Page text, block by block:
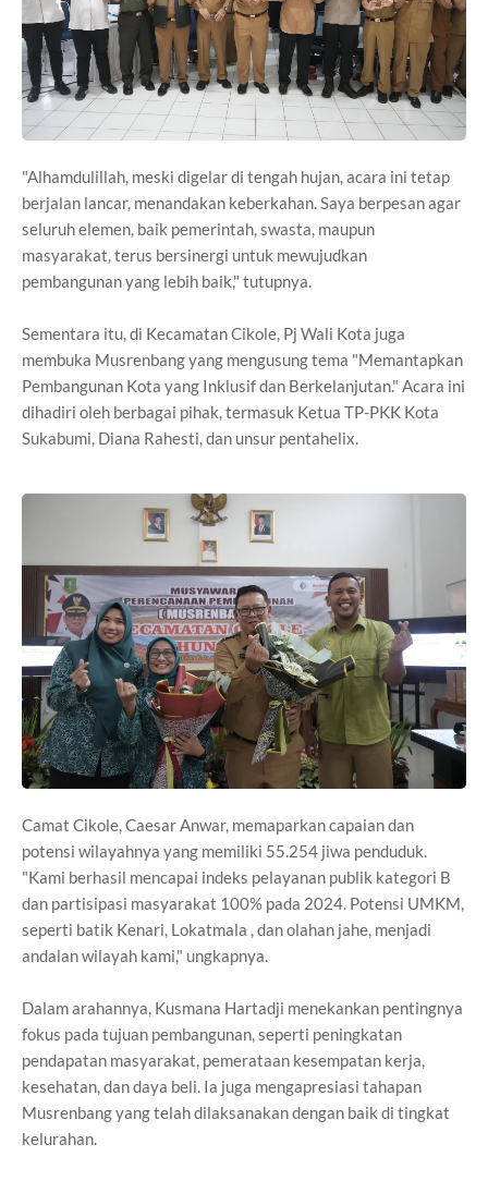
"Alhamdulillah, meski digelar di tengah hujan, acara ini tetap
berjalan lancar, menandakan keberkahan. Saya berpesan agar
seluruh elemen, baik pemerintah, swasta, maupun
masyarakat, terus bersinergi untuk mewujudkan
pembangunan yang lebih baik," tutupnya.
Sementara itu, di Kecamatan Cikole, Pj Wali Kota juga
membuka Musrenbang yang mengusung tema "Memantapkan
Pembangunan Kota yang Inklusif dan Berkelanjutan." Acara ini
dihadiri oleh berbagai pihak, termasuk Ketua TP-PKK Kota
Sukabumi, Diana Rahesti, dan unsur pentahelix.
Camat Cikole, Caesar Anwar, memaparkan capaian dan
potensi wilayahnya yang memiliki 55.254 jiwa penduduk.
"Kami berhasil mencapai indeks pelayanan publik kategori B
dan partisipasi masyarakat 100% pada 2024. Potensi UMKM,
seperti batik Kenari, Lokatmala , dan olahan jahe, menjadi
andalan wilayah kami," ungkapnya.
Dalam arahannya, Kusmana Hartadji menekankan pentingnya
fokus pada tujuan pembangunan, seperti peningkatan
pendapatan masyarakat, pemerataan kesempatan kerja,
kesehatan, dan daya beli. Ia juga mengapresiasi tahapan
Musrenbang yang telah dilaksanakan dengan baik di tingkat
kelurahan.